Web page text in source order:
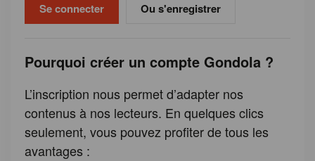
Ou s'enregistrer
Pourquoi créer un compte Gondola ?
L’inscription nous permet d’adapter nos
contenus à nos lecteurs. En quelques clics
seulement, vous pouvez profiter de tous les
avantages :